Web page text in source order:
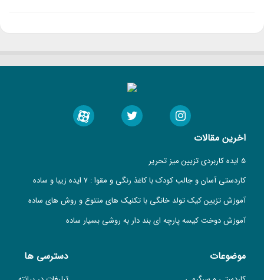
اخرین مقالات
5 ایده کاربردی تزیین میز تحریر
کاردستی آسان و جالب کودک با کاغذ رنگی و مقوا : 7 ایده زیبا و ساده
آموزش تزیین کیک تولد خانگی با تکنیک های متنوع و روش های ساده
آموزش دوخت کیسه پارچه ای بند دار به روشی بسیار ساده
موضوعات دسترسی ها